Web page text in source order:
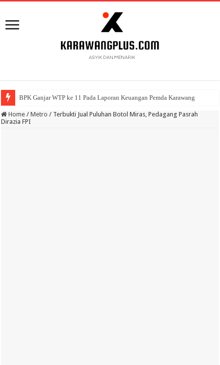
BPK Ganjar WTP ke 11 Pada Laporan Keuangan Pemda Karawang
DLHK Karawang Selidiki Ribuan Ikan Mati Sepanjang Irigasi
Home / Metro / Terbukti Jual Puluhan Botol Miras, Pedagang Pasrah
Dirazia FPI